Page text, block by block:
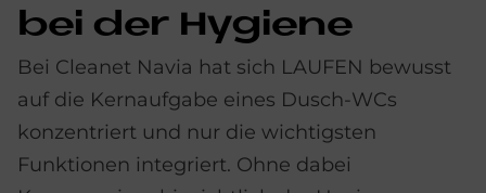
bei der Hy­gie­ne
Bei Cleanet Navia hat sich LAUFEN bewusst
auf die Kernaufgabe eines Dusch-WCs
konzentriert und nur die wichtigsten
Funktionen integriert. Ohne dabei